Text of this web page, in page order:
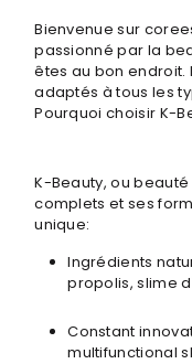
Bienvenue sur
passionné par la
êtes au bon
adaptés à tous les
Pourquoi choisir K-
K-Beauty, ou
complets et ses
unique:
Ingrédients
propolis, slime
Constant
multifunctional